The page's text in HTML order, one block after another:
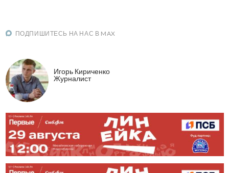
ПОДПИШИТЕСЬ НА НАС В MAX
Игорь Кириченко
Журналист